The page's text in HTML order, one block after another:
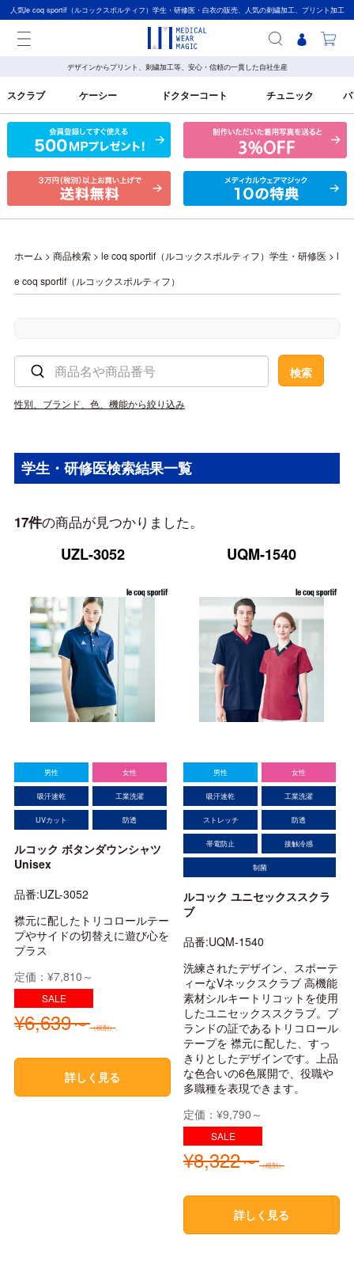
人気le coq sportif（ルコックスポルティフ）学生・研修医・白衣の販売、人気の刺繍加工、プリント加工
承ります。自社工場だから【高品質】メディカルウェアマジック
デザインからプリント、刺繍加工等、安心・信頼の一貫した自社生産
スクラブ ケーシー ドクターコート チュニック
ホーム > 商品検索 > le coq sportif（ルコックスポルティフ）学生・研修医 > l
e coq sportif（ルコックスポルティフ）
性別、ブランド、色、機能から絞り込み
学生・研修医検索結果一覧
17件の商品が見つかりました。
UZL-3052
男性 女性
吸汗速乾 工業洗濯
UVカット 防透
ルコック ボタンダウンシャツ
Unisex
品番:UZL-3052
襟元に配したトリコロールテー
プやサイドの切替えに遊び心を
プラス
定価：¥7,810～
¥6,639～（税別）
詳しく見る
UQM-1540
男性 女性
吸汗速乾 工業洗濯
ストレッチ 防透
帯電防止 接触冷感
制菌
ルコック ユニセックススクラ
ブ
品番:UQM-1540
洗練されたデザイン、スポーテ
ィーなVネックスクラブ 高機能
素材シルキートリコットを使用
したユニセックススクラブ。ブ
ランドの証であるトリコロール
テープを 襟元に配した、すっ
きりとしたデザインです。上品
な色合いの6色展開で、役職や
多職種を表現できます。
定価：¥9,790～
¥8,322～（税別）
詳しく見る